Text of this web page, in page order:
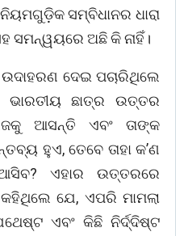
ସମ୍ବିଧାନର ଧାରା
ସମନ୍ୱୟରେ ଅଛି କି ନାହିଁ।
ଦେଇ ପଚାରିଥିଲେ
ଛାତ୍ର ଉତ୍ତର
ଆସନ୍ତି ଏବଂ ତାଙ୍କ
ହୁଏ, ତେବେ ତାହା କ’ଣ
ଏହାର ଉତ୍ତରରେ
ଯେ, ଏପରି ମାମଲା
ଏବଂ କିଛି ନିର୍ଦ୍ଦିଷ୍ଟ